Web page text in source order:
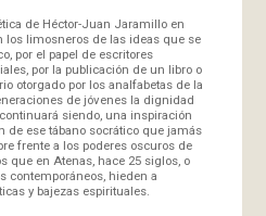
de Héctor-Juan Jaramillo en
los limosneros de las ideas que se
por el papel de escritores
por la publicación de un libro o
otorgado por los analfabetas de la
de jóvenes la dignidad
siendo, una inspiración
de ese tábano socrático que jamás
frente a los poderes oscuros de
que en Atenas, hace 25 siglos, o
contemporáneos, hieden a
y bajezas espirituales.